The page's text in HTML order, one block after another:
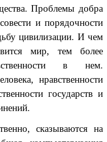
Проблемы добра
и порядочности
цивилизации. И чем
мир, тем более
в нем.
нравственности
государств и
сказываются на